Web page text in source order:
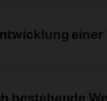
einer
bestehende